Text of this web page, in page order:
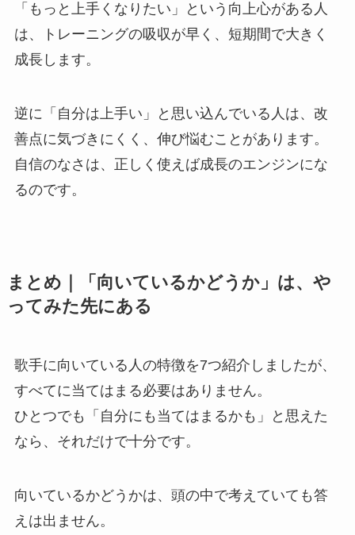
「もっと上手くなりたい」という向上心がある人
は、トレーニングの吸収が早く、短期間で大きく
成長します。
逆に「自分は上手い」と思い込んでいる人は、改
善点に気づきにくく、伸び悩むことがあります。
自信のなさは、正しく使えば成長のエンジンにな
るのです。
まとめ｜「向いているかどうか」は、や
ってみた先にある
歌手に向いている人の特徴を7つ紹介しましたが、
すべてに当てはまる必要はありません。
ひとつでも「自分にも当てはまるかも」と思えた
なら、それだけで十分です。
向いているかどうかは、頭の中で考えていても答
えは出ません。